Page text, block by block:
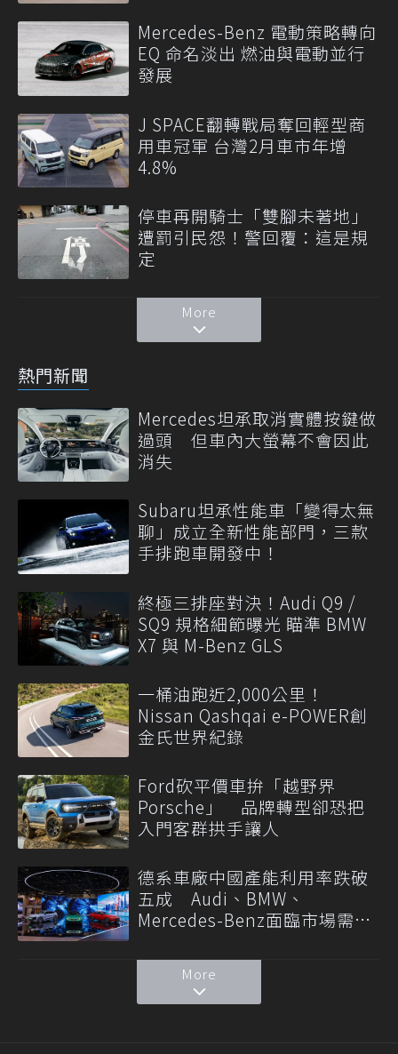
Mercedes-Benz 電動策略轉向
EQ 命名淡出 燃油與電動並行
發展
J SPACE翻轉戰局奪回輕型商
用車冠軍 台灣2月車市年增
4.8%
停車再開騎士「雙腳未著地」
遭罰引民怨！警回覆：這是規
定
More
熱門新聞
Mercedes坦承取消實體按鍵做
過頭 但車內大螢幕不會因此
消失
Subaru坦承性能車「變得太無
聊」成立全新性能部門，三款
手排跑車開發中！
終極三排座對決！Audi Q9 /
SQ9 規格細節曝光 瞄準 BMW
X7 與 M-Benz GLS
一桶油跑近2,000公里！
Nissan Qashqai e-POWER創
金氏世界紀錄
Ford砍平價車拚「越野界
Porsche」 品牌轉型卻恐把
入門客群拱手讓人
德系車廠中國產能利用率跌破
五成 Audi、BMW、
Mercedes-Benz面臨市場需求
More